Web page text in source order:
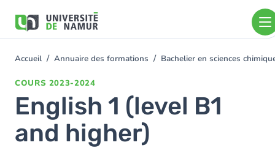
contenu
You
Accueil Annuaire des formations Bachelier en sciences
COURS 2023-2024
English 1 (level B1
and higher)